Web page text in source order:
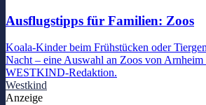
Ausflugstipps für Familien: Zoos
Koala-Kinder beim Frühstücken oder
Nacht – eine Auswahl an Zoos von Arnheim
WESTKIND-Redaktion.
Westkind
Anzeige